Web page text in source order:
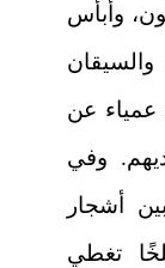
وأبأس
والسيقان
عمياء عن
وفي
أشجار
تغطي